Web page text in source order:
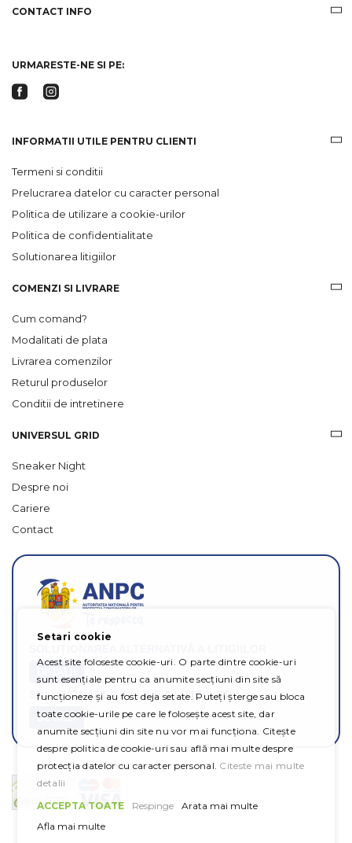
CONTACT INFO
URMARESTE-NE SI PE:
INFORMATII UTILE PENTRU CLIENTI
Termeni si conditii
Prelucrarea datelor cu caracter personal
Politica de utilizare a cookie-urilor
Politica de confidentialitate
Solutionarea litigiilor
COMENZI SI LIVRARE
Cum comand?
Modalitati de plata
Livrarea comenzilor
Returul produselor
Conditii de intretinere
UNIVERSUL GRID
Sneaker Night
Despre noi
Cariere
Contact
SOLUȚIONAREA ONLINE A LITIGIILOR
DETALII
Setari cookie
Acest site foloseste cookie-uri. O parte dintre cookie-uri
sunt esențiale pentru ca anumite secțiuni din site să
funcționeze și au fost deja setate. Puteți șterge sau bloca
toate cookie-urile pe care le folosește acest site, dar
anumite secțiuni din site nu vor mai funcționa. Citește
despre politica de cookie-uri sau află mai multe despre
protecția datelor cu caracter personal. Citeste mai multe
detalii
ACCEPTA TOATE
Respinge
Arata mai multe
Afla mai multe